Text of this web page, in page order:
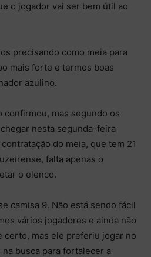
o jogador vai ser bem útil ao
precisando como meia para
mais forte e termos boas
azulino.
confirmou, mas segundo os
nesta segunda-feira
do meia, que tem 21
falta apenas o
o elenco.
camisa 9. Não está sendo fácil
vários jogadores e ainda não
certo, mas ele preferiu jogar no
busca para fortalecer a